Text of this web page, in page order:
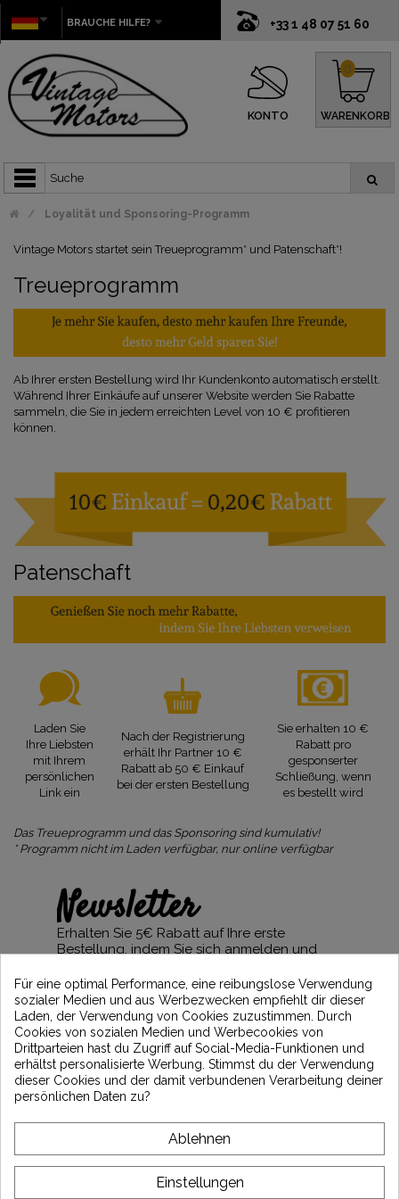
+33 1 48 07 51 60
BRAUCHE HILFE?
KONTO WARENKORB
0
Loyalität und Sponsoring-Programm
Vintage Motors startet sein Treueprogramm* und Patenschaft*!
Treueprogramm
Ab Ihrer ersten Bestellung wird Ihr Kundenkonto automatisch erstellt.
Während Ihrer Einkäufe auf unserer Website werden Sie Rabatte
sammeln, die Sie in jedem erreichten Level von 10 € profitieren
können.
Patenschaft
Laden Sie
Ihre Liebsten
mit Ihrem
persönlichen
Link ein
Nach der Registrierung
erhält Ihr Partner 10 €
Rabatt ab 50 € Einkauf
bei der ersten Bestellung
Sie erhalten 10 €
Rabatt pro
gesponserter
Schließung, wenn
es bestellt wird
Das Treueprogramm und das Sponsoring sind kumulativ!
* Programm nicht im Laden verfügbar, nur online verfügbar
Newsletter
Erhalten Sie 5€ Rabatt auf Ihre erste
Bestellung, indem Sie sich anmelden und
Nachrichten informiert bleiben
*Dès 99€ d'achat. En vous abonnant à notre newsletter, vous reconnaissez avoir pris
connaissance de notre politique de gestion des données personnelles et vous
l'acceptez.
KUNDENSERVICE
Für eine optimal Performance, eine reibungslose Verwendung
sozialer Medien und aus Werbezwecken empfiehlt dir dieser
Laden, der Verwendung von Cookies zuzustimmen. Durch
Cookies von sozialen Medien und Werbecookies von
Drittparteien hast du Zugriff auf Social-Media-Funktionen und
erhältst personalisierte Werbung. Stimmst du der Verwendung
dieser Cookies und der damit verbundenen Verarbeitung deiner
persönlichen Daten zu?
Ablehnen
Einstellungen